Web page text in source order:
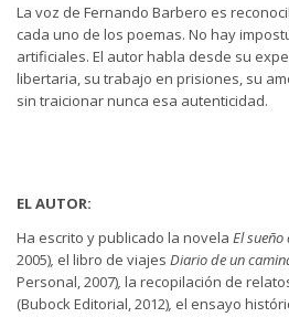
La voz de Fernando Barbero es
cada uno de los poemas. No hay
artificiales. El autor habla desde su
libertaria, su trabajo en prisiones, su
sin traicionar nunca esa autenticidad.
EL AUTOR:
Ha escrito y publicado la novela El
2005), el libro de viajes Diario de un
Personal, 2007), la recopilación de
(Bubock Editorial, 2012), el ensayo